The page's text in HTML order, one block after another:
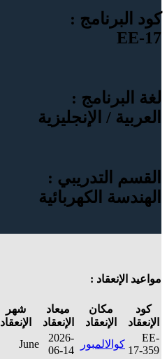
كود البرنامج :
EE-17
لغة البرنامج :
العربية / الإنجليزية
القسم التدريبي :
الهندسة الكهربائية
مواعيد الإنعقاد :
كود
الإنعقاد
مكان
الإنعقاد
ميعاد
الإنعقاد
شهر
الإنعقاد
EE-
17-359
كوالالمبور
2026-
06-14
June